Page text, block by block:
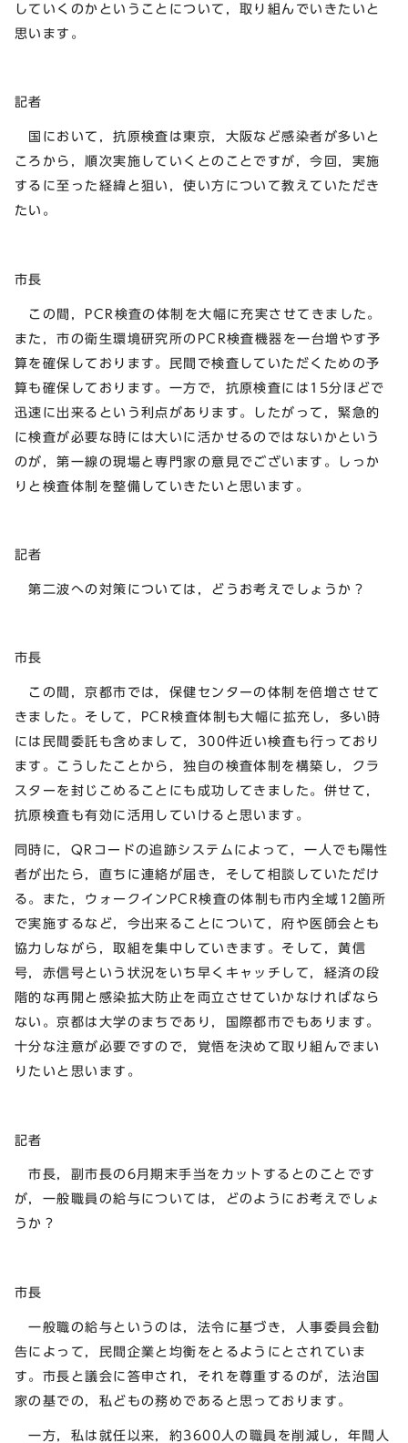
していくのかということについて，取り組んでいきたいと
思います。
記者
国において，抗原検査は東京，大阪など感染者が多いと
ころから，順次実施していくとのことですが，今回，実施
するに至った経緯と狙い，使い方について教えていただき
たい。
市長
この間，PCR検査の体制を大幅に充実させてきました。
また，市の衛生環境研究所のPCR検査機器を一台増やす予
算を確保しております。民間で検査していただくための予
算も確保しております。一方で，抗原検査には15分ほどで
迅速に出来るという利点があります。したがって，緊急的
に検査が必要な時には大いに活かせるのではないかという
のが，第一線の現場と専門家の意見でございます。しっか
りと検査体制を整備していきたいと思います。
記者
第二波への対策については，どうお考えでしょうか？
市長
この間，京都市では，保健センターの体制を倍増させて
きました。そして，PCR検査体制も大幅に拡充し，多い時
には民間委託も含めまして，300件近い検査も行っており
ます。こうしたことから，独自の検査体制を構築し，クラ
スターを封じこめることにも成功してきました。併せて，
抗原検査も有効に活用していけると思います。
同時に，QRコードの追跡システムによって，一人でも陽性
者が出たら，直ちに連絡が届き，そして相談していただけ
る。また，ウォークインPCR検査の体制も市内全域12箇所
で実施するなど，今出来ることについて，府や医師会とも
協力しながら，取組を集中していきます。そして，黄信
号，赤信号という状況をいち早くキャッチして，経済の段
階的な再開と感染拡大防止を両立させていかなければなら
ない。京都は大学のまちであり，国際都市でもあります。
十分な注意が必要ですので，覚悟を決めて取り組んでまい
りたいと思います。
記者
市長，副市長の6月期末手当をカットするとのことです
が，一般職員の給与については，どのようにお考えでしょ
うか？
市長
一般職の給与というのは，法令に基づき，人事委員会勧
告によって，民間企業と均衡をとるようにとされていま
す。市長と議会に答申され，それを尊重するのが，法治国
家の基での，私どもの務めであると思っております。
一方，私は就任以来，約3600人の職員を削減し，年間人